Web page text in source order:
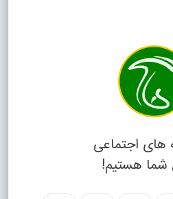
های اجتماعی
شما هستیم!